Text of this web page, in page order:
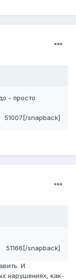
- просто
51007[/snapback]
51166[/snapback]
И
нарушениях, как-